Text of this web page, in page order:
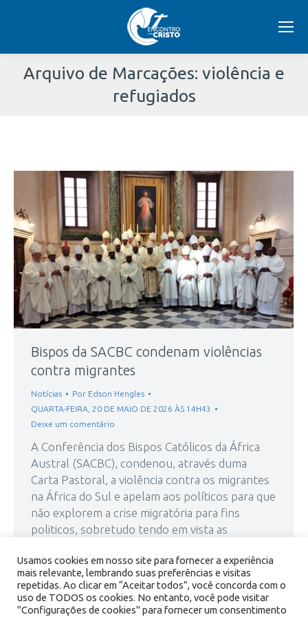
Arquivo de Marcações: violência e
refugiados
Bispos da SACBC condenam violências
contra migrantes
Notícias Por Edson Hengles
QUARTA-FEIRA, 20 DE MAIO DE 2026 ÀS 14H43
Deixe um comentário
A Conferência dos Bispos Católicos da África
Austral (SACBC), condenou, através duma
Carta Pastoral, a violência contra os migrantes
na África do Sul e apelam aos políticos para que
não explorem a crise migratória para fins
politicos, sobretudo tendo em vista as
tensões e a violência contra os…
Usamos cookies em nosso site para fornecer a experiência
mais relevante, lembrando suas preferências e visitas
repetidas. Ao clicar em “Aceitar todos”, você concorda com o
uso de TODOS os cookies. No entanto, você pode visitar
"Configurações de cookies" para fornecer um consentimento